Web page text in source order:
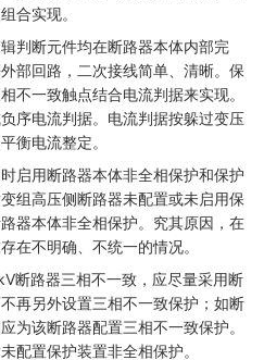
合实现。
判断元件均在断路器本体内部完
部回路，二次接线简单、清晰。保
不一致触点结合电流判据来实现。
序电流判据。电流判据按躲过变压
衡电流整定。
启用断路器本体非全相保护和保护
组高压侧断路器未配置或未启用保
器本体非全相保护。究其原因，在
在不明确、不统一的情况。
断路器三相不一致，应尽量采用断
再另外设置三相不一致保护；如断
为该断路器配置三相不一致保护。
配置保护装置非全相保护。